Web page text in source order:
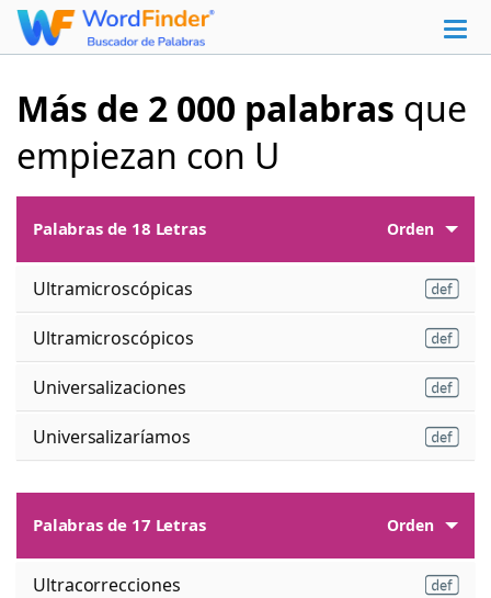
Más de 2 000 palabras que
empiezan con U
Palabras de 18 Letras Orden
Ultramicroscópicas
Ultramicroscópicos
Universalizaciones
Universalizaríamos
Palabras de 17 Letras Orden
Ultracorrecciones